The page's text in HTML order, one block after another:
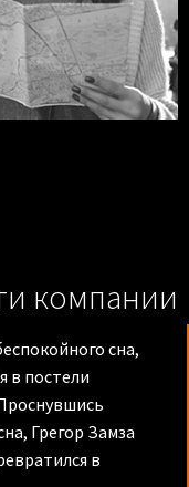
компании
сна,
в постели
Грегор Замза
в